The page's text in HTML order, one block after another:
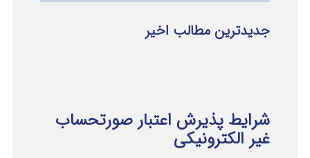
جدیدترین مطالب اخیر
شرایط پذیرش اعتبار صورتحساب
غیر الکترونیکی